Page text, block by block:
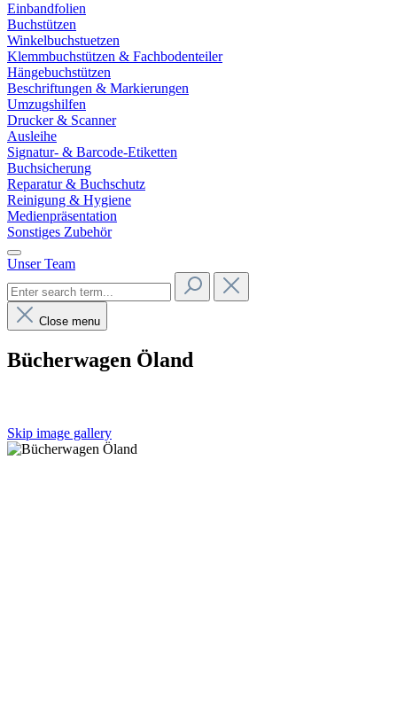
Einbandfolien
Buchstützen
Winkelbuchstuetzen
Klemmbuchstützen & Fachbodenteiler
Hängebuchstützen
Beschriftungen & Markierungen
Umzugshilfen
Drucker & Scanner
Ausleihe
Signatur- & Barcode-Etiketten
Buchsicherung
Reparatur & Buchschutz
Reinigung & Hygiene
Medienpräsentation
Sonstiges Zubehör
Unser Team
Close menu
Bücherwagen Öland
Skip image gallery